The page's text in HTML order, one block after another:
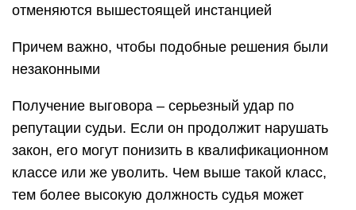
отменяются вышестоящей инстанцией
Причем важно, чтобы подобные решения были
незаконными
Получение выговора – серьезный удар по
репутации судьи. Если он продолжит нарушать
закон, его могут понизить в квалификационном
классе или же уволить. Чем выше такой класс,
тем более высокую должность судья может